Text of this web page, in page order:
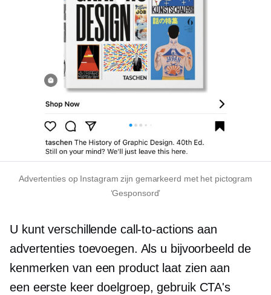
Advertenties op Instagram zijn gemarkeerd met het pictogram
‘Gesponsord’
U kunt verschillende call-to-actions aan
advertenties toevoegen. Als u bijvoorbeeld de
kenmerken van een product laat zien aan
een eerste keerdoelgroep, gebruik CTA's